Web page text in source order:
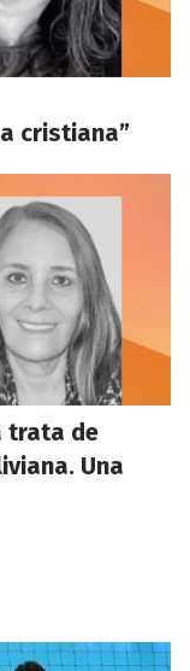
cristiana”
trata de
Una